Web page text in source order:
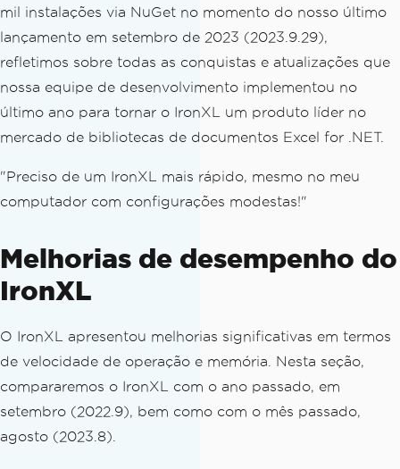
mil instalações via NuGet no momento do nosso último
lançamento em setembro de 2023 (2023.9.29),
refletimos sobre todas as conquistas e atualizações que
nossa equipe de desenvolvimento implementou no
último ano para tornar o IronXL um produto líder no
mercado de bibliotecas de documentos Excel for .NET.
"Preciso de um IronXL mais rápido, mesmo no meu
computador com configurações modestas!"
Melhorias de desempenho do
IronXL
O IronXL apresentou melhorias significativas em termos
de velocidade de operação e memória. Nesta seção,
compararemos o IronXL com o ano passado, em
setembro (2022.9), bem como com o mês passado,
agosto (2023.8).